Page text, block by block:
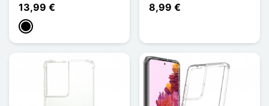
13,99 €
Preto
8,99 €